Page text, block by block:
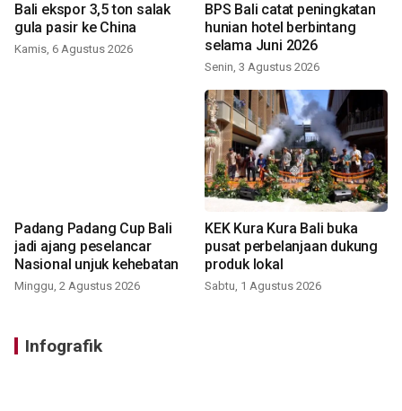
Bali ekspor 3,5 ton salak
gula pasir ke China
Kamis, 6 Agustus 2026
BPS Bali catat peningkatan
hunian hotel berbintang
selama Juni 2026
Senin, 3 Agustus 2026
Padang Padang Cup Bali
jadi ajang peselancar
Nasional unjuk kehebatan
Minggu, 2 Agustus 2026
KEK Kura Kura Bali buka
pusat perbelanjaan dukung
produk lokal
Sabtu, 1 Agustus 2026
Infografik